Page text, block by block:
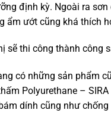
định kỳ. Ngoài ra
ẩm ướt cũng khá thích
sẽ thi công thành công
có những sản phẩm
Polyurethane – SIRA
dính cũng như